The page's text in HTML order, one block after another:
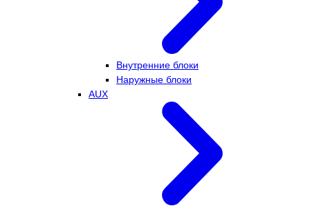
Внутренние блоки
Наружные блоки
AUX